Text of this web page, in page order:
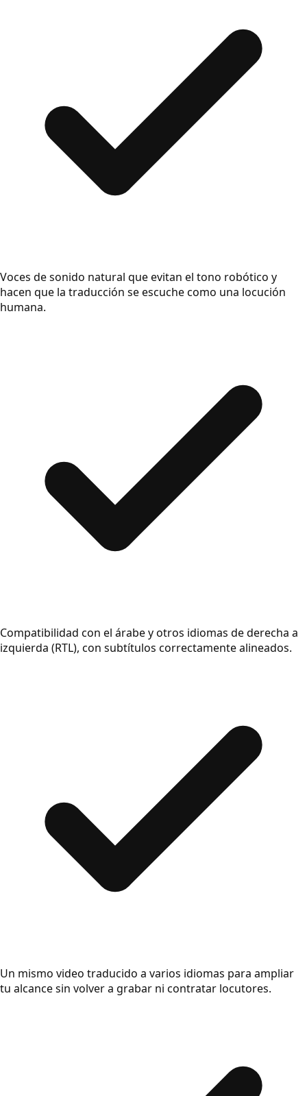
Voces de sonido natural que evitan el tono robótico y
hacen que la traducción se escuche como una locución
humana.
Compatibilidad con el árabe y otros idiomas de derecha a
izquierda (RTL), con subtítulos correctamente alineados.
Un mismo video traducido a varios idiomas para ampliar
tu alcance sin volver a grabar ni contratar locutores.